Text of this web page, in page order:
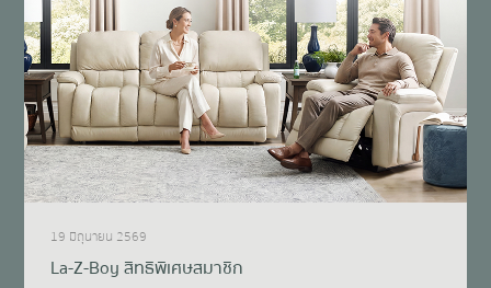
19 มิถุนายน 2569
La-Z-Boy สิทธิพิเศษสมาชิก